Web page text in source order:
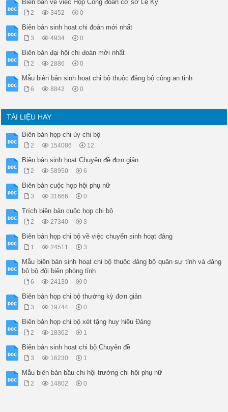
+ Số phiếu thu về: ..phiếu
+ Số phiếu hợp lệ: ..phiếu
– Kết quả kiểm phiếu:
Đ/c .. phiếu = . %
Đ/c .. phiếu = . %
Căn cứ kết quả bầu cử, đồng chí.đã trúng cử vào vị trí Chi
Biên bản đã được Chi hội nhất trí thông qua vào hồi . giờ
TM HỘI LIÊN HIỆP PHỤ NỮ
(Ký tên)
Biên bản về việc Họp Công đoàn cơ sở Lệ Kỳ
2 3452 0
Biên bản sinh hoạt chi đoàn mới nhất
3 4934 0
Biên bản đại hội chi đoàn mới nhất
2 2886 0
Mẫu biên bản sinh hoạt chi bộ thuộc đảng bộ công an tỉnh
6 8842 0
TÀI LIỆU HAY
Biên bản họp chi ủy chi bộ
2 154086 12
Biên bản sinh hoạt Chuyên đề đơn giản
2 58950 6
Biên bản cuộc họp hội phụ nữ
3 31666 0
Trích biên bản cuộc họp chi bộ
2 27340 3
Biên bản họp chi bộ về việc chuyển sinh hoạt đảng
1 24511 3
Mẫu biên bản sinh hoạt chi bộ thuộc đảng bộ quân sự tỉnh và đảng
bộ bộ đội biên phòng tỉnh
6 24130 0
Biên bản họp chi bộ thường kỳ đơn giản
3 19744 0
Biên bản họp chi bộ xét tặng huy hiệu Đảng
2 18362 1
Biên bản sinh hoạt chi bộ Chuyên đề
3 16230 1
Mẫu biên bản bầu chi hội trưởng chi hội phụ nữ
2 14802 0